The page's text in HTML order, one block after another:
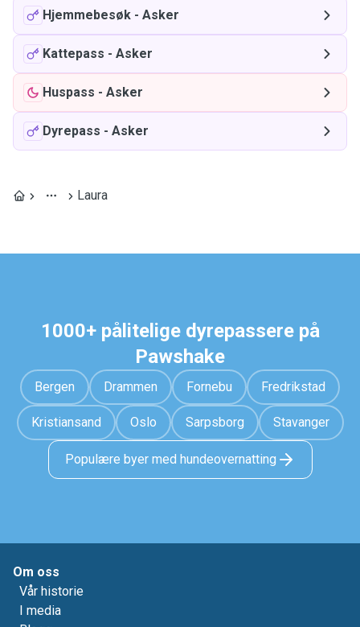
Hjemmebesøk - Asker
Kattepass - Asker
Huspass - Asker
Dyrepass - Asker
Laura
1000+ pålitelige dyrepassere på
Pawshake
Bergen Drammen Fornebu Fredrikstad
Kristiansand Oslo Sarpsborg Stavanger
Populære byer med hundeovernatting
Om oss
Vår historie
I media